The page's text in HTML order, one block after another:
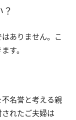
ありません。こ
す。
名誉と考える親
れたご夫婦は